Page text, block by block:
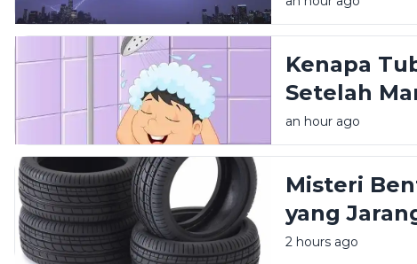
Kenapa
Setelah
an hour ago
Misteri
yang
2 hours ago